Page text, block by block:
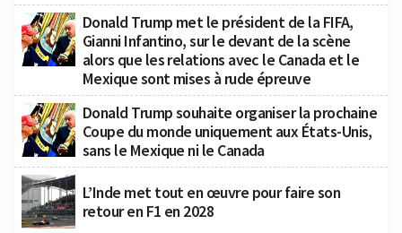
Donald Trump met le président de la FIFA,
Gianni Infantino, sur le devant de la scène
alors que les relations avec le Canada et le
Mexique sont mises à rude épreuve
Donald Trump souhaite organiser la prochaine
Coupe du monde uniquement aux États-Unis,
sans le Mexique ni le Canada
L’Inde met tout en œuvre pour faire son
retour en F1 en 2028